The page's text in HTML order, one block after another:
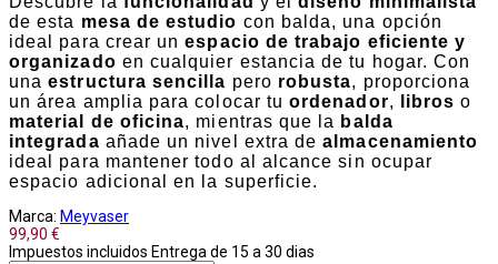
de esta mesa de estudio con balda, una opción
ideal para crear unespacio de trabajo eficiente y
organizado en cualquier estancia de tu hogar. Con
unaestructura sencilla pero robusta, proporciona
un área amplia para colocar tuordenador, libros o
material de oficina, mientras que la balda
integrada añade un nivel extra dealmacenamiento
ideal para mantener todo al alcance sin ocupar
espacio adicional en la superficie.
Marca: Meyvaser
99,90 €
Impuestos incluidos Entrega de 15 a 30 dias